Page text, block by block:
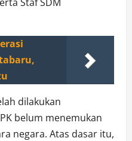
dilakukan
belum menemukan
negara. Atas dasar itu,